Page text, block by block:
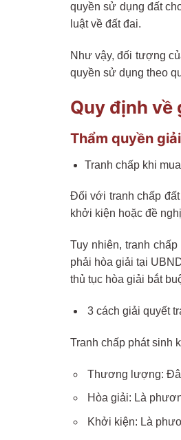
quyền sử dụng đất
luật về đất đai.
Như vậy, đối tượng
quyền sử dụng theo
Quy định về
Thẩm quyền
Tranh chấp khi
Đối với tranh chấp
khởi kiện hoặc đề
Tuy nhiên, tranh
phải hòa giải tại
thủ tục hòa giải bắt
3 cách giải quyết
Tranh chấp phát sinh
Thương lượng:
Hòa giải: Là
Khởi kiện: Là